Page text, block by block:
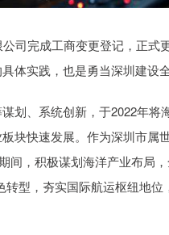
完成工商变更登记，正式
体实践，也是勇当深圳建设
、系统创新，于2022年将
块快速发展。作为深圳市属
间，积极谋划海洋产业布局
型，夯实国际航运枢纽地